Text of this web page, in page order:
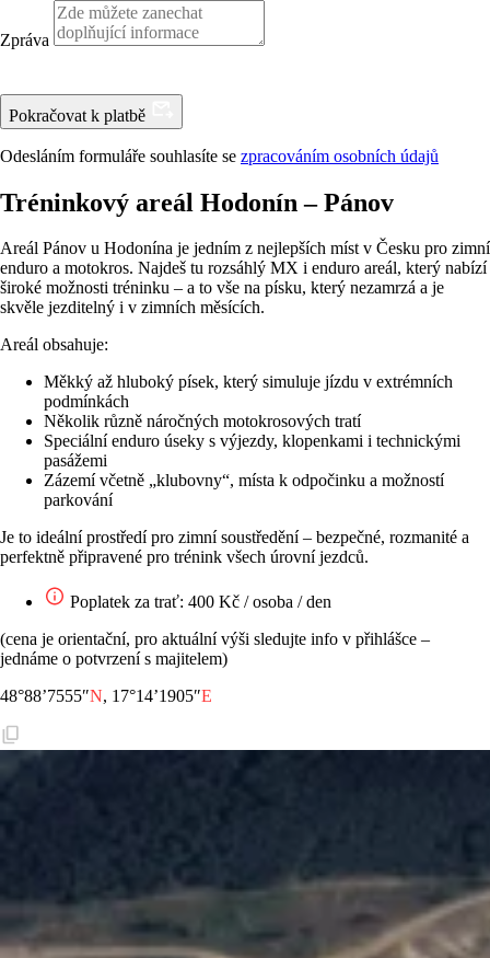
Zpráva
Pokračovat k platbě
Odesláním formuláře souhlasíte se zpracováním osobních údajů
Tréninkový areál Hodonín – Pánov
Areál Pánov u Hodonína je jedním z nejlepších míst v Česku pro zimní
enduro a motokros. Najdeš tu rozsáhlý MX i enduro areál, který nabízí
široké možnosti tréninku – a to vše na písku, který nezamrzá a je
skvěle jezditelný i v zimních měsících.
Areál obsahuje:
Měkký až hluboký písek, který simuluje jízdu v extrémních
podmínkách
Několik různě náročných motokrosových tratí
Speciální enduro úseky s výjezdy, klopenkami i technickými
pasážemi
Zázemí včetně „klubovny“, místa k odpočinku a možností
parkování
Je to ideální prostředí pro zimní soustředění – bezpečné, rozmanité a
perfektně připravené pro trénink všech úrovní jezdců.
Poplatek za trať: 400 Kč / osoba / den
(cena je orientační, pro aktuální výši sledujte info v přihlášce –
jednáme o potvrzení s majitelem)
48°88’7555″N, 17°14’1905″E